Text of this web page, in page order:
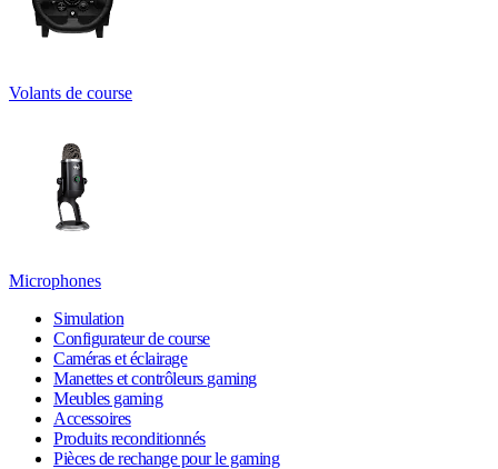
Volants de course
Microphones
Simulation
Configurateur de course
Caméras et éclairage
Manettes et contrôleurs gaming
Meubles gaming
Accessoires
Produits reconditionnés
Pièces de rechange pour le gaming